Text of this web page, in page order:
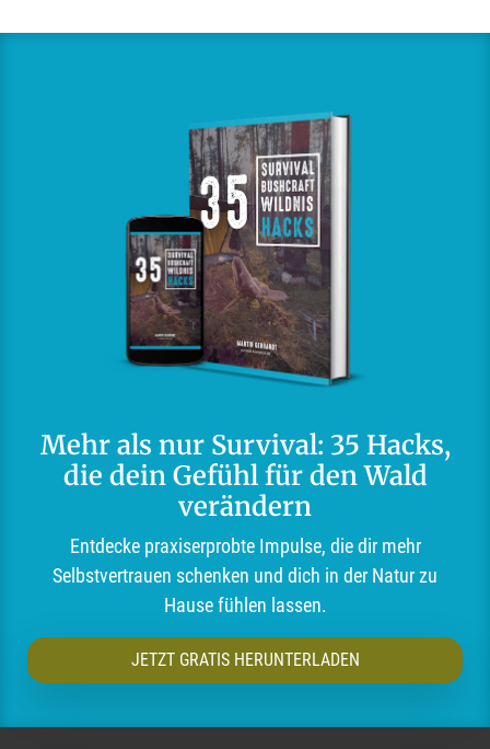
Mehr als nur Survival: 35 Hacks,
die dein Gefühl für den Wald
verändern
Entdecke praxiserprobte Impulse, die dir mehr
Selbstvertrauen schenken und dich in der Natur zu
Hause fühlen lassen.
JETZT GRATIS HERUNTERLADEN